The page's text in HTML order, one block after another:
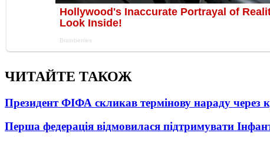
ЧИТАЙТЕ ТАКОЖ
Президент ФІФА скликав термінову нараду через
Перша федерація відмовилася підтримувати